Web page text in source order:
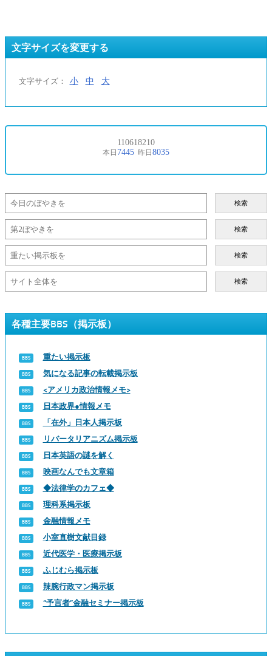
文字サイズを変更する
文字サイズ： 小 中 大
検索
検索
検索
検索
各種主要BBS（掲示板）
重たい掲示板
気になる記事の転載掲示板
<アメリカ政治情報メモ>
日本政界●情報メモ
「在外」日本人掲示板
リバータリアニズム掲示板
日本英語の謎を解く
映画なんでも文章箱
◆法律学のカフェ◆
理科系掲示板
金融情報メモ
小室直樹文献目録
近代医学・医療掲示板
ふじむら掲示板
辣腕行政マン掲示板
“予言者”金融セミナー掲示板